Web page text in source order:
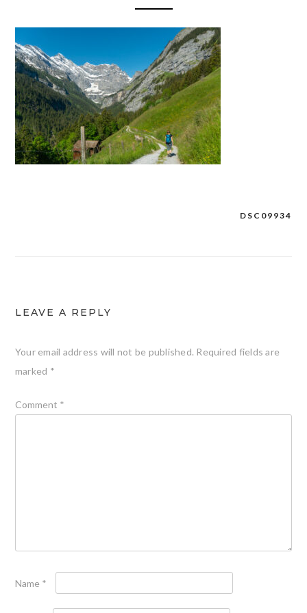
DSC09934
LEAVE A REPLY
Your email address will not be published. Required fields are
marked *
Comment *
Name *